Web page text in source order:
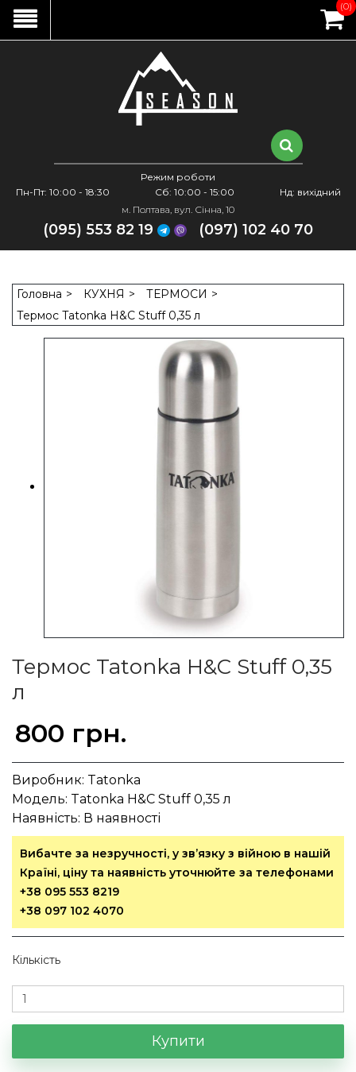
Режим роботи
Пн-Пт: 10:00 - 18:30
Сб: 10:00 - 15:00
Нд: вихідний
м. Полтава, вул. Сінна, 10
(095) 553 82 19 (097) 102 40 70
(0)
Головна КУХНЯ
ТЕРМОСИ
Термос Tatonka H&C Stuff 0,35 л
Термос Tatonka H&C Stuff 0,35
л
800 грн.
Виробник: Tatonka
Модель: Tatonka H&C Stuff 0,35 л
Наявність: В наявності
Вибачте за незручності, у зв’язку з війною в нашій
Країні, ціну та наявність уточнюйте за телефонами
+38 095 553 8219
+38 097 102 4070
Кількість
Купити